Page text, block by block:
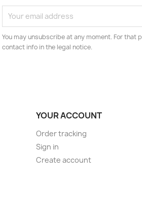
You may unsubscribe at any moment. For that
contact info in the legal notice.
YOUR ACCOUNT
Order tracking
Sign in
Create account